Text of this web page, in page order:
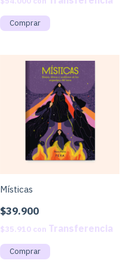
Comprar
Místicas
$39.900
$35.910 con